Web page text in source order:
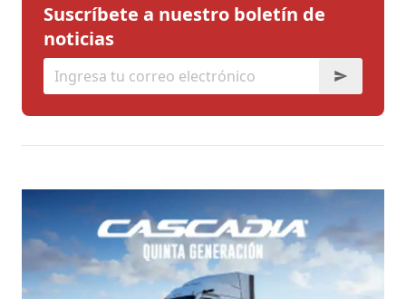
Suscríbete a nuestro boletín de
noticias